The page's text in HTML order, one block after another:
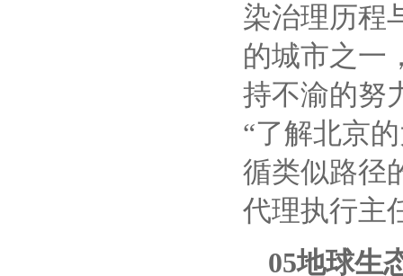
染治理历程
的城市之一
持不渝的努
“了解北京
循类似路径
代理执行主
05地球生